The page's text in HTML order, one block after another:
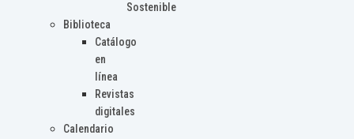
Sostenible
Biblioteca
Catálogo
en
línea
Revistas
digitales
Calendario